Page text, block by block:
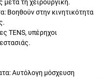
μετά τη χειρουργική.
Βοηθούν στην κινητικότητα
TENS, υπέρηχοι
Αυτόλογη μόσχευση